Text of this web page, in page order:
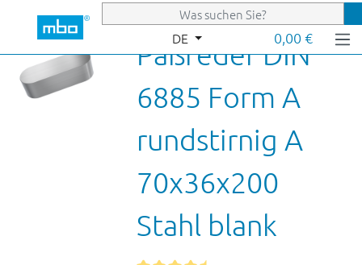
Zum Hauptinhalt springen
DE 0,00 €
Paßfeder DIN
6885 Form A
rundstirnig A
70x36x200
Stahl blank